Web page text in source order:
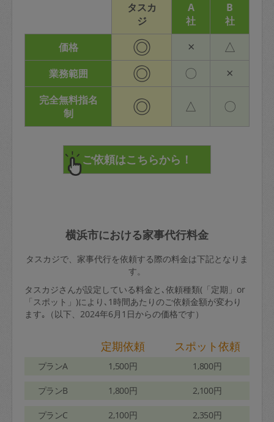
タスカ
ジ
A
社
B
社
価格
◎ × △
業務範囲 ◎ 〇 ×
完全無料指名
制
◎ △ 〇
横浜市における家事代行料金
タスカジで、家事代行を依頼する際の料金は下記となりま
す。
タスカジさんが設定している料金と､依頼種類(「定期」or
「スポット」)により､1時間あたりのご依頼金額が変わり
ます｡（以下、2024年6月1日からの価格です）
定期依頼 スポット依頼
プランA 1,500円 1,800円
プランB 1,800円 2,100円
プランC 2,100円 2,350円